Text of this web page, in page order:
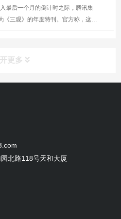
最后一个月的倒计时之际，腾讯集
《三观》的年度特刊。官方称，这个
为单位，记录腾讯的成长和主要变
开更多
北路118号天和大厦